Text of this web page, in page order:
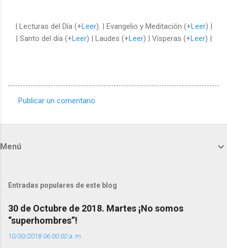
| Lecturas del Día (+Leer). | Evangelio y Meditación (+Leer) |
| Santo del día (+Leer) | Laudes (+Leer) | Vísperas (+Leer) |
t
r
i
o
Publicar un comentario
Menú
Entradas populares de este blog
30 de Octubre de 2018. Martes ¡No somos
“superhombres”!
10/30/2018 06:00:00 a. m.